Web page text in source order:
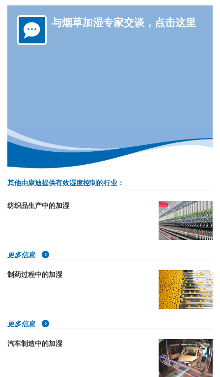
与烟草加湿专家交谈，点击这里
其他由康迪提供有效湿度控制的行业：
纺织品生产中的加湿
更多信息
制药过程中的加湿
更多信息
汽车制造中的加湿